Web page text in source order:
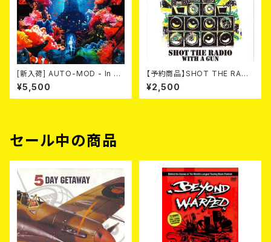
[新入荷] AUTO-MOD - In Th
e Wake Of KING AUTO-MO
D（CD+DVD/初回限定盤）
¥5,500
【予約商品】SHOT THE RADI
O WITH A GUN / SOUND RI
OT (CD)【8月８日発売】
¥2,500
セール中の商品